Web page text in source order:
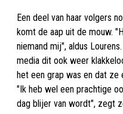
Een deel van haar volgers
komt de aap uit de mouw.
niemand mij", aldus
media dit ook weer
het een grap was en dat
"Ik heb wel een prachtige
dag blijer van wordt", zegt